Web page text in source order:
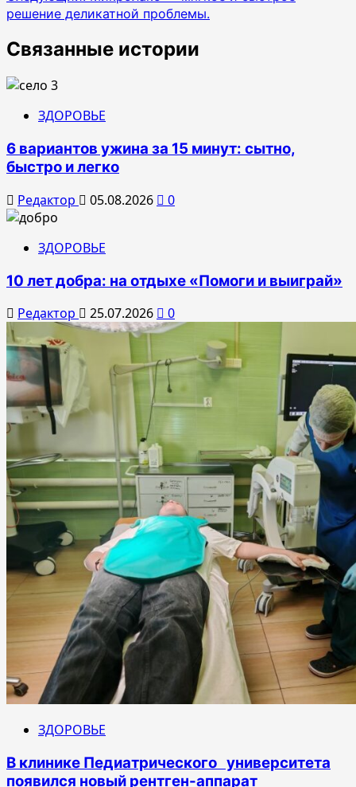
записям
решение деликатной проблемы.
Связанные истории
ЗДОРОВЬЕ
6 вариантов ужина за 15 минут: сытно,
быстро и легко
Редактор 05.08.2026 0
ЗДОРОВЬЕ
10 лет добра: на отдыхе «Помоги и выиграй»
Редактор 25.07.2026 0
ЗДОРОВЬЕ
В клинике Педиатрического университета
появился новый рентген-аппарат